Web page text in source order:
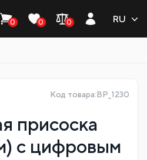
0 0 0 RU
Код товара:BP_1230
присоска
с цифровым